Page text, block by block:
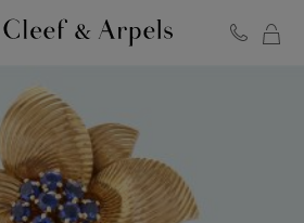
de
Van
Cleef
&
Arpels